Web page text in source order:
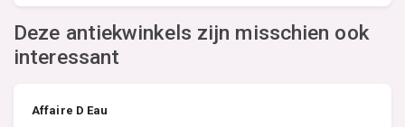
Deze antiekwinkels zijn misschien ook
interessant
Affaire D Eau